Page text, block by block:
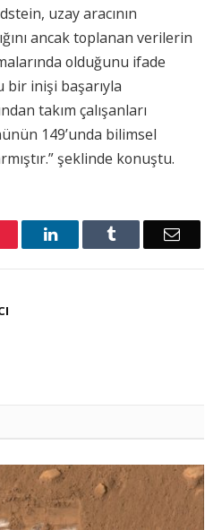
uzay aracının
ancak toplanan verilerin
olduğunu ifade
bir inişi başarıyla
takım çalışanları
149’unda bilimsel
şeklinde konuştu.
LinkedInTumblr Email